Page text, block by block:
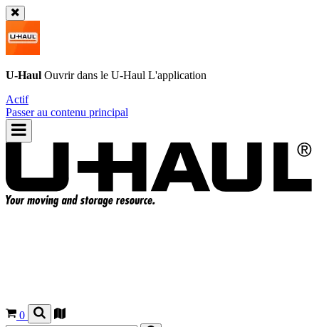
U-Haul Ouvrir dans le U-Haul L'application
Actif
Passer au contenu principal
0